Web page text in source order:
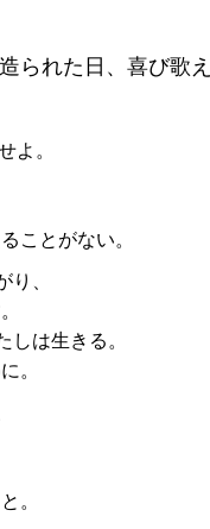
られた日、喜び歌
よ。
ことがない。
り、
しは生きる。
。
。